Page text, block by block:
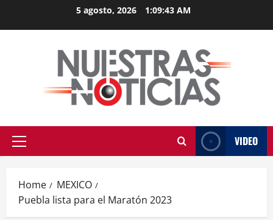
5 agosto, 2026 1:09:43 AM
Primary
VIDEO
Home
MEXICO
Puebla lista para el Maratón 2023